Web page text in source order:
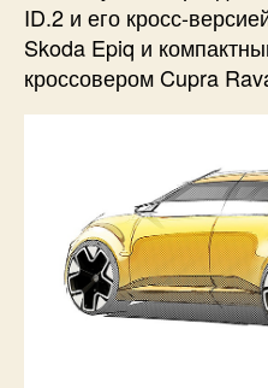
ID.2 и его кросс-
Skoda Epiq и
кроссовером Cupra